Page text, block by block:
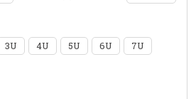
3U 4U 5U 6U
7U